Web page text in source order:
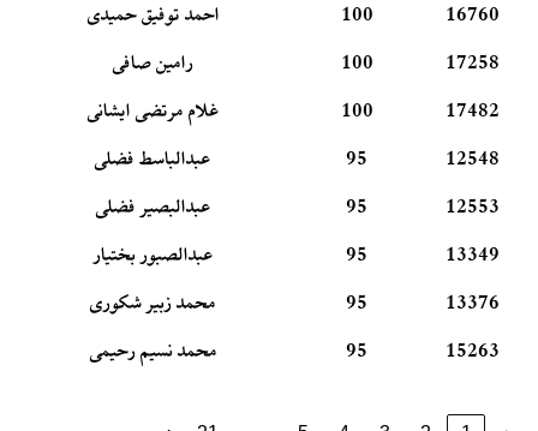
16760
100
احمد توفیق حمیدی
17258
100
رامین صافی
17482
100
غلام مرتضی ایشانی
12548
95
عبدالباسط فضلی
12553
95
عبدالبصیر فضلی
13349
95
عبدالصبور بختیار
13376
95
محمد زبیر شکوری
15263
95 محمد نسیم رحیمی